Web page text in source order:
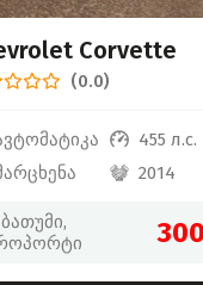
Corvette
(0.0)
455 л.с.
2014
ბათუმი,